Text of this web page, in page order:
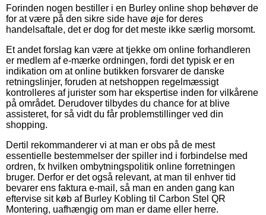
Forinden nogen bestiller i en Burley online shop behøver de
for at være på den sikre side have øje for deres
handelsaftale, det er dog for det meste ikke særlig morsomt.
Et andet forslag kan være at tjekke om online forhandleren
er medlem af e-mærke ordningen, fordi det typisk er en
indikation om at online butikken forsvarer de danske
retningslinjer, foruden at netshoppen regelmæssigt
kontrolleres af jurister som har ekspertise inden for vilkårene
på området. Derudover tilbydes du chance for at blive
assisteret, for så vidt du får problemstillinger ved din
shopping.
Dertil rekommanderer vi at man er obs på de mest
essentielle bestemmelser der spiller ind i forbindelse med
ordren, fx hvilken ombytningspolitik online forretningen
bruger. Derfor er det også relevant, at man til enhver tid
bevarer ens faktura e-mail, så man en anden gang kan
eftervise sit køb af Burley Kobling til Carbon Stel QR
Montering, uafhængig om man er dame eller herre.